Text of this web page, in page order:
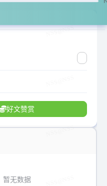
好文赞赏
暂无数据